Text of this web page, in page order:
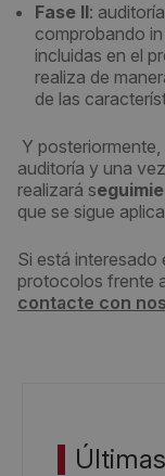
Fase II:
comprobando
incluidas en el
realiza de
de las
Y
auditoría y una
realizará s
que se sigue
Si está
protocolos frente
contacte con